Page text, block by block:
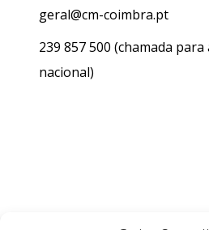
geral@cm-coimbra.pt
239 857 500 (chamada para
nacional)